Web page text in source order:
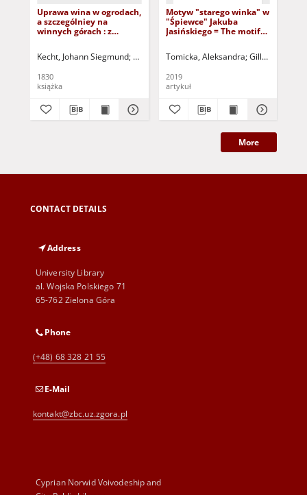
Uprawa wina w ogrodach,
a szczególniey na
winnych górach : z
prasy
Kecht, Johann Siegmund Wierzbicki, Benjamin - [tł.]
1830
książka
Motyw "starego winka" w
"Śpiewce" Jakuba
Jasińskiego = The motif
Jasiński
Tomicka, Aleksandra Gillmeister,
2019
artykuł
More
CONTACT DETAILS
Address
University Library
al. Wojska Polskiego 71
65-762 Zielona Góra
Phone
(+48) 68 328 21 55
E-Mail
kontakt@zbc.uz.zgora.pl
Cyprian Norwid Voivodeship and